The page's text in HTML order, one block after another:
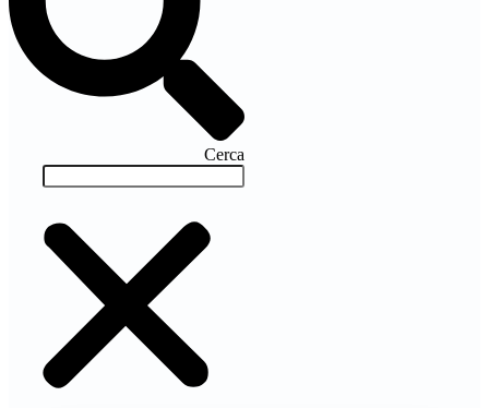
Cerca